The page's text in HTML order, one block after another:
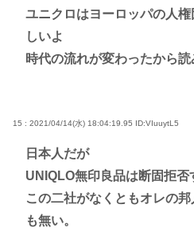
ユニクロはヨーロッパの人
しいよ
時代の流れが変わったから
15 : 2021/04/14(水) 18:04:19.95 ID:VIuuytL5
日本人だが
UNIQLO無印良品は断固拒否
この二社がなくともオレの
も無い。